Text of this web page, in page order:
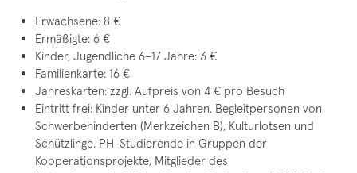
Erwachsene: 8 €
Ermäßigte: 6 €
Kinder, Jugendliche 6–17 Jahre: 3 €
Familienkarte: 16 €
Jahreskarten: zzgl. Aufpreis von 4 € pro Besuch
Eintritt frei: Kinder unter 6 Jahren, Begleitpersonen von
Schwerbehinderten (Merkzeichen B), Kulturlotsen und
Schützlinge, PH-Studierende in Gruppen der
Kooperationsprojekte, Mitglieder des